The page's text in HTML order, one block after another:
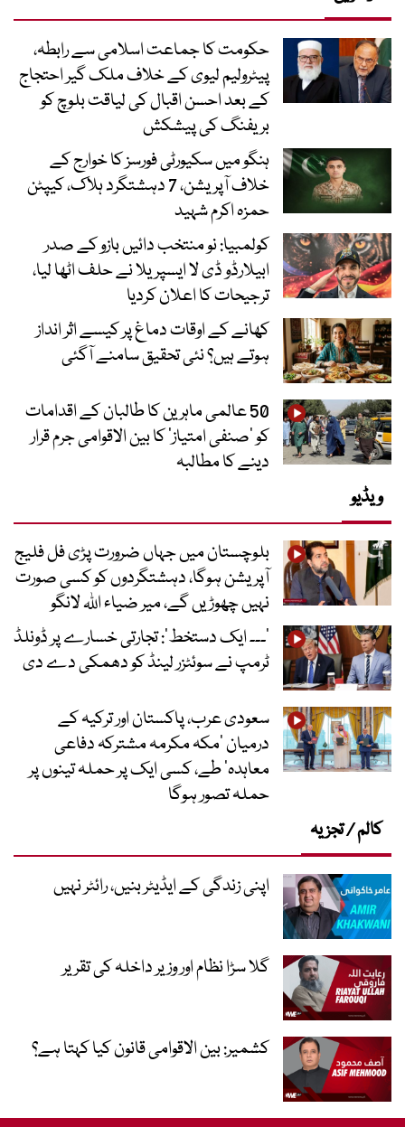
حکومت کا جماعت اسلامی سے رابطہ،
پیٹرولیم لیوی کے خلاف ملک گیر احتجاج
کے بعد احسن اقبال کی لیاقت بلوچ کو
بریفنگ کی پیشکش
ہنگو میں سکیورٹی فورسز کا خوارج کے
خلاف آپریشن، 7 دہشتگرد ہلاک، کیپٹن
حمزہ اکرم شہید
کولمبیا: نو منتخب دائیں بازو کے صدر
ابیلارڈو ڈی لا ایسپریلا نے حلف اٹھا لیا،
ترجیحات کا اعلان کردیا
کھانے کے اوقات دماغ پر کیسے اثر انداز
ہوتے ہیں؟ نئی تحقیق سامنے آگئی
50 عالمی ماہرین کا طالبان کے اقدامات
کو ’صنفی امتیاز‘ کا بین الاقوامی جرم قرار
دینے کا مطالبہ
ویڈیو
بلوچستان میں جہاں ضرورت پڑی فل فلیج
آپریشن ہوگا، دہشتگردوں کو کسی صورت
نہیں چھوڑیں گے، میر ضیاء اللہ لانگو
’۔۔۔ ایک دستخط‘: تجارتی خسارے پر ڈونلڈ
ٹرمپ نے سوئٹزر لینڈ کو دھمکی دے دی
سعودی عرب، پاکستان اور ترکیہ کے
درمیان ’مکہ مکرمہ مشترکہ دفاعی
معاہدہ‘ طے، کسی ایک پر حملہ تینوں پر
حملہ تصور ہوگا
کالم / تجزیہ
اپنی زندگی کے ایڈیٹر بنیں، رائٹر نہیں
گلا سڑا نظام اور وزیر داخلہ کی تقریر
کشمیر: بین الاقوامی قانون کیا کہتا ہے؟